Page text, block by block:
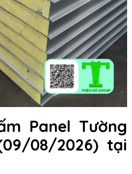
Panel Tường
08/2026) tại